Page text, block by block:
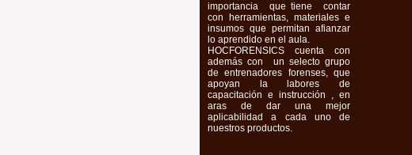
importancia que tiene contar
con herramientas, materiales e
insumos que permitan afianzar
lo aprendido en el aula.
HOCFORENSICS cuenta con
además con un selecto grupo
de entrenadores forenses, que
apoyan la labores de
capacitación e instrucción , en
aras de dar una mejor
aplicabilidad a cada uno de
nuestros productos.